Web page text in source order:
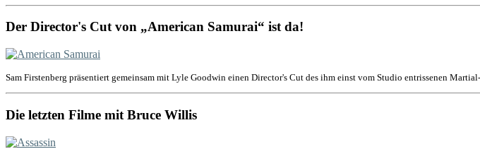
Der Director's Cut von „American Samurai“ ist da!
Sam Firstenberg präsentiert gemeinsam mit Lyle Goodwin einen Director's Cut des ihm einst vom Studio entrissenen
Die letzten Filme mit Bruce Willis